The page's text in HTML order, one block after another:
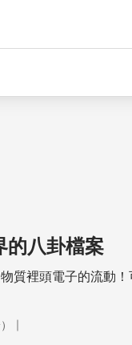
的八卦檔案
質裡頭電子的流動
｜